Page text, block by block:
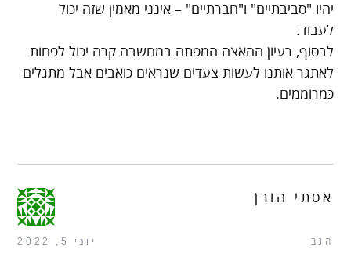
יהיו "סביבתיים" ו"חברתיים" – אינני מאמין שזה יכול
לעבוד.
לבסוף, רעיון ההאצה המפתה במחשבה קרה יכול לפחות
לאתגר אותנו לעשות צעדים שנראים כואבים אבל מתגלים
כִּמרוממים.
הגב יוני 5, 2022
אסתי הורן